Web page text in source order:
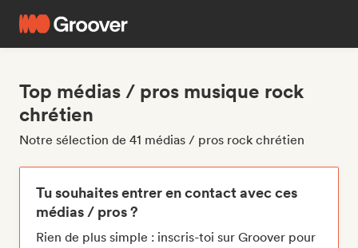
Top médias / pros musique rock
chrétien
Notre sélection de 41 médias / pros rock chrétien
Tu souhaites entrer en contact avec ces
médias / pros ?
Rien de plus simple : inscris-toi sur Groover pour